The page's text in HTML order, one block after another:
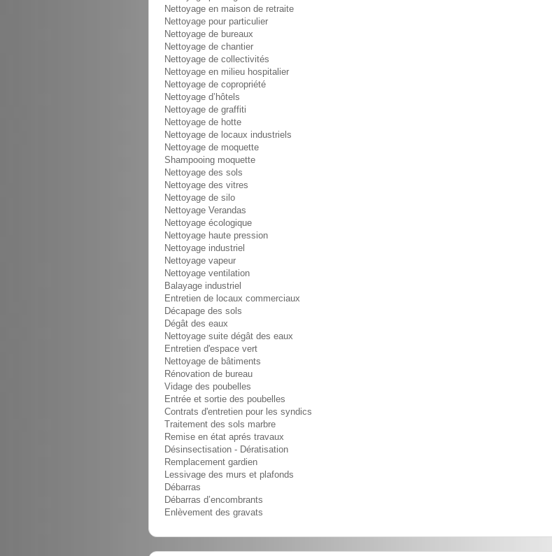
Nettoyage en maison de retraite
Nettoyage pour particulier
Nettoyage de bureaux
Nettoyage de chantier
Nettoyage de collectivités
Nettoyage en milieu hospitalier
Nettoyage de copropriété
Nettoyage d’hôtels
Nettoyage de graffiti
Nettoyage de hotte
Nettoyage de locaux industriels
Nettoyage de moquette
Shampooing moquette
Nettoyage des sols
Nettoyage des vitres
Nettoyage de silo
Nettoyage Verandas
Nettoyage écologique
Nettoyage haute pression
Nettoyage industriel
Nettoyage vapeur
Nettoyage ventilation
Balayage industriel
Entretien de locaux commerciaux
Décapage des sols
Dégât des eaux
Nettoyage suite dégât des eaux
Entretien d'espace vert
Nettoyage de bâtiments
Rénovation de bureau
Vidage des poubelles
Entrée et sortie des poubelles
Contrats d'entretien pour les syndics
Traitement des sols marbre
Remise en état aprés travaux
Désinsectisation - Dératisation
Remplacement gardien
Lessivage des murs et plafonds
Débarras
Débarras d’encombrants
Enlèvement des gravats